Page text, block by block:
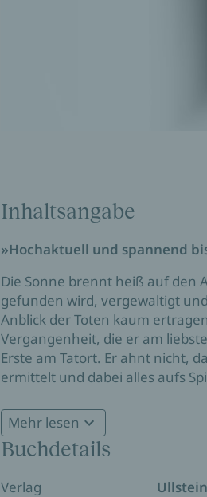
Inhaltsangabe
»Hochaktuell und spannend
Die Sonne brennt heiß auf den
gefunden wird, vergewaltigt
Anblick der Toten kaum
Vergangenheit, die er am
Erste am Tatort. Er ahnt nicht,
ermittelt und dabei alles aufs
Tomas und Vera: Die
wird in alle Ecken der
tiefste Hass zu Hause sind.
Der Auftakt einer neuen
Mehr lesen
Buchdetails
Verlag